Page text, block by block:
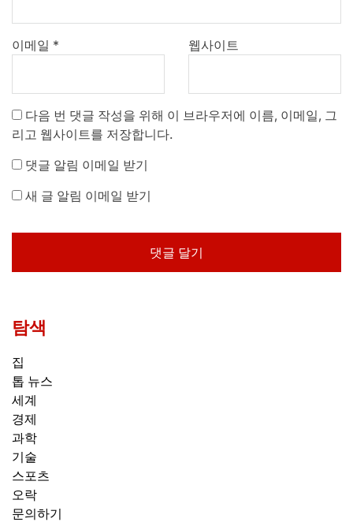
이메일 * 웹사이트
다음 번 댓글 작성을 위해 이 브라우저에 이름, 이메일, 그
리고 웹사이트를 저장합니다.
댓글 알림 이메일 받기
새 글 알림 이메일 받기
탐색
집
톱 뉴스
세계
경제
과학
기술
스포츠
오락
문의하기